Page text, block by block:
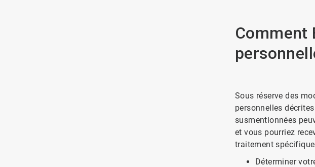
Comment
Sous réserve des
personnelles
susmentionnées
et vous pourriez
traitement
Déterminer